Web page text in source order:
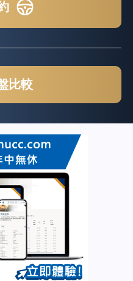
比較